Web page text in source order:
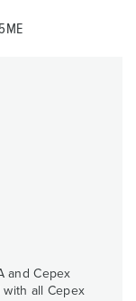
and Cepex
with all Cepex